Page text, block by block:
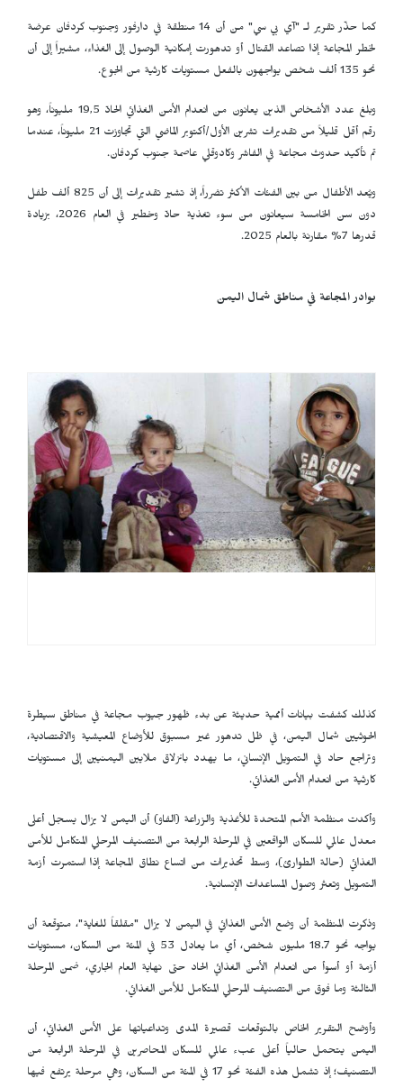
كما حذّر تقرير لـ "آي بي سي" من أن 14 منطقة في دارفور وجنوب كردفان عرضة
لخطر المجاعة إذا تصاعد القتال أو تدهورت إمكانية الوصول إلى الغذاء، مشيراً إلى أن
نحو 135 ألف شخص يواجهون بالفعل مستويات كارثية من الجوع.
وبلغ عدد الأشخاص الذين يعانون من انعدام الأمن الغذائي الحادّ 19,5 مليوناً، وهو
رقم أقل قليلاً من تقديرات تشرين الأول/أكتوبر الماضي التي تجاوزت 21 مليوناً، عندما
تم تأكيد حدوث مجاعة في الفاشر وكادوقلي عاصمة جنوب كردفان.
ويُعد الأطفال من بين الفئات الأكثر تضرراً، إذ تشير تقديرات إلى أن 825 ألف طفل
دون سن الخامسة سيعانون من سوء تغذية حادّ وخطير في العام 2026، بزيادة
قدرها 7% مقارنة بالعام 2025.
بوادر المجاعة في مناطق شمال اليمن
كذلك كشفت بيانات أممية حديثة عن بدء ظهور جيوب مجاعة في مناطق سيطرة
الحوثيين شمال اليمن، في ظل تدهور غير مسبوق للأوضاع المعيشية والاقتصادية،
وتراجع حاد في التمويل الإنساني، ما يهدد بانزلاق ملايين اليمنيين إلى مستويات
كارثية من انعدام الأمن الغذائي.
وأكدت منظمة الأمم المتحدة للأغذية والزراعة (الفاو) أن اليمن لا يزال يسجل أعلى
معدل عالمي للسكان الواقعين في المرحلة الرابعة من التصنيف المرحلي المتكامل للأمن
الغذائي (حالة الطوارئ)، وسط تحذيرات من اتساع نطاق المجاعة إذا استمرت أزمة
التمويل وتعثر وصول المساعدات الإنسانية.
وذكرت المنظمة أن وضع الأمن الغذائي في اليمن لا يزال "مقلقاً للغاية"، متوقعة أن
يواجه نحو 18.7 مليون شخص، أي ما يعادل 53 في المئة من السكان، مستويات
أزمة أو أسوأ من انعدام الأمن الغذائي الحاد حتى نهاية العام الجاري، ضمن المرحلة
الثالثة وما فوق من التصنيف المرحلي المتكامل للأمن الغذائي.
وأوضح التقرير الخاص بالتوقعات قصيرة المدى وتداعياتها على الأمن الغذائي، أن
اليمن يتحمل حالياً أعلى عبء عالمي للسكان المحاصرين في المرحلة الرابعة من
التصنيف؛ إذ تشمل هذه الفئة نحو 17 في المئة من السكان، وهي مرحلة يرتفع فيها